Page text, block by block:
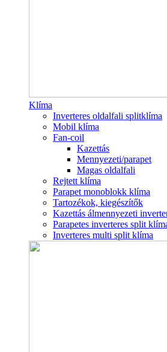
Klíma
Inverteres oldalfali splitklíma
Mobil klíma
Fan-coil
Kazettás
Mennyezeti/parapet
Magas oldalfali
Rejtett klíma
Parapet monoblokk klíma
Tartozékok, kiegészítők
Kazettás álmennyezeti
Parapetes inverteres split
Inverteres multi split klíma